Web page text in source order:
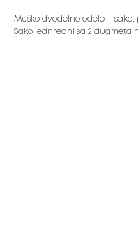
Muško dvodelno odelo – sako,
Sako jednredni sa 2 dugmeta